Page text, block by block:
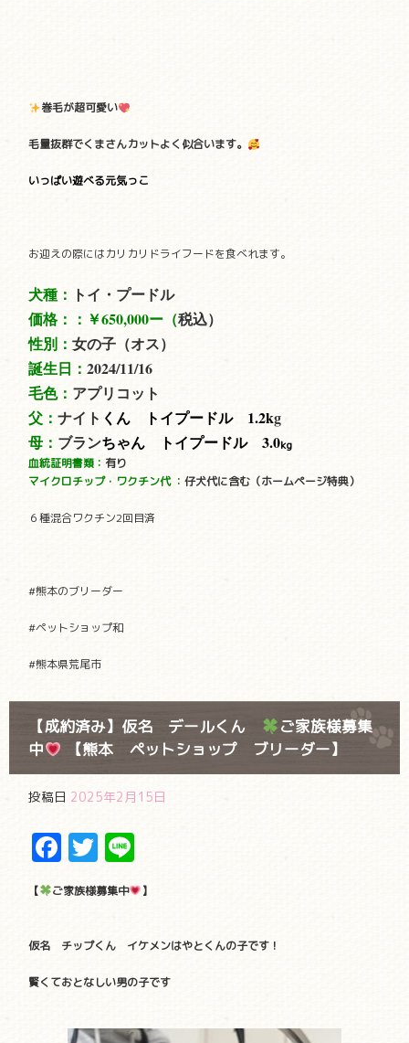
巻毛が超可愛い
毛量抜群でくまさんカットよく似合います。
いっぱい遊べる元気っこ
お迎えの際にはカリカリドライフードを食べれます。
犬種： トイ・プードル
価格：： ￥650,000ー（税込）
性別：女の子（オス）
誕生日：2024/11/16
毛色： アプリコット
父：ナイト くん トイプードル 1.2kg
母： ブランちゃん トイプードル 3.0kg
血統証明書類： 有り
マイクロチップ・ワクチン代 ：仔犬代に含む（ホームページ特典）
６種混合ワクチン2回目済
#熊本のブリーダー
#ペットショップ和
#熊本県荒尾市
【成約済み】仮名 デールくん
ご家族様募集
中
【熊本 ペットショップ ブリーダー】
投稿日 2025年2月15日
Facebook
Twitter
【 ご家族様募集中 】
仮名 チップくん イケメンはやとくんの子です！
賢くておとなしい男の子です